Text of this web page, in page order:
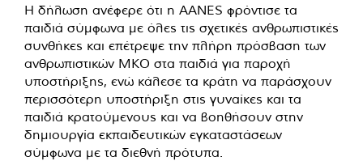
Η δήλωση ανέφερε ότι η AANES φρόντισε τα
παιδιά σύμφωνα με όλες τις σχετικές ανθρωπιστικές
συνθήκες και επέτρεψε την πλήρη πρόσβαση των
ανθρωπιστικών ΜΚΟ στα παιδιά για παροχή
υποστήριξης, ενώ κάλεσε τα κράτη να παράσχουν
περισσότερη υποστήριξη στις γυναίκες και τα
παιδιά κρατούμενους και να βοηθήσουν στην
δημιουργία εκπαιδευτικών εγκαταστάσεων
σύμφωνα με τα διεθνή πρότυπα.